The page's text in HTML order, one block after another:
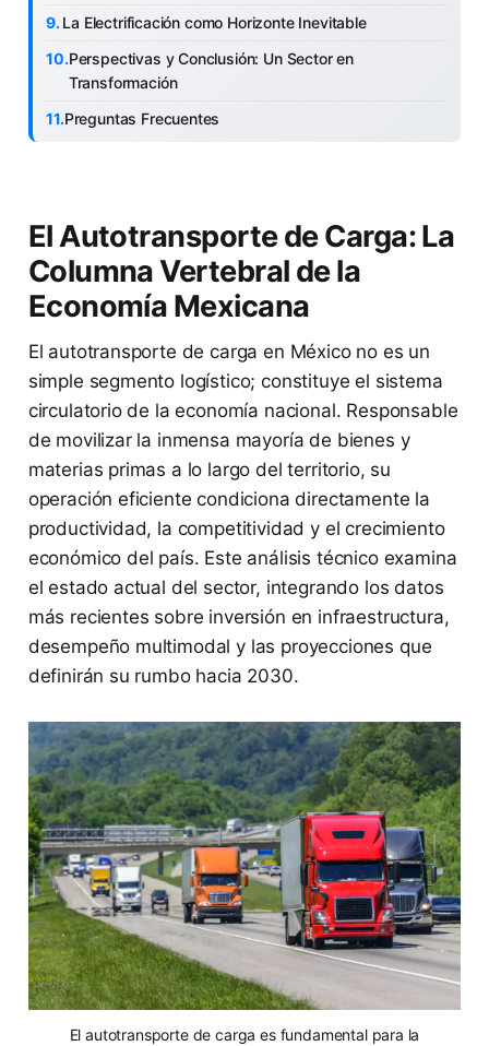
La Electrificación como Horizonte Inevitable
Perspectivas y Conclusión: Un Sector en
Transformación
Preguntas Frecuentes
El Autotransporte de Carga: La
Columna Vertebral de la
Economía Mexicana
El autotransporte de carga en México no es un
simple segmento logístico; constituye el sistema
circulatorio de la economía nacional. Responsable
de movilizar la inmensa mayoría de bienes y
materias primas a lo largo del territorio, su
operación eficiente condiciona directamente la
productividad, la competitividad y el crecimiento
económico del país. Este análisis técnico examina
el estado actual del sector, integrando los datos
más recientes sobre inversión en infraestructura,
desempeño multimodal y las proyecciones que
definirán su rumbo hacia 2030.
El autotransporte de carga es fundamental para la